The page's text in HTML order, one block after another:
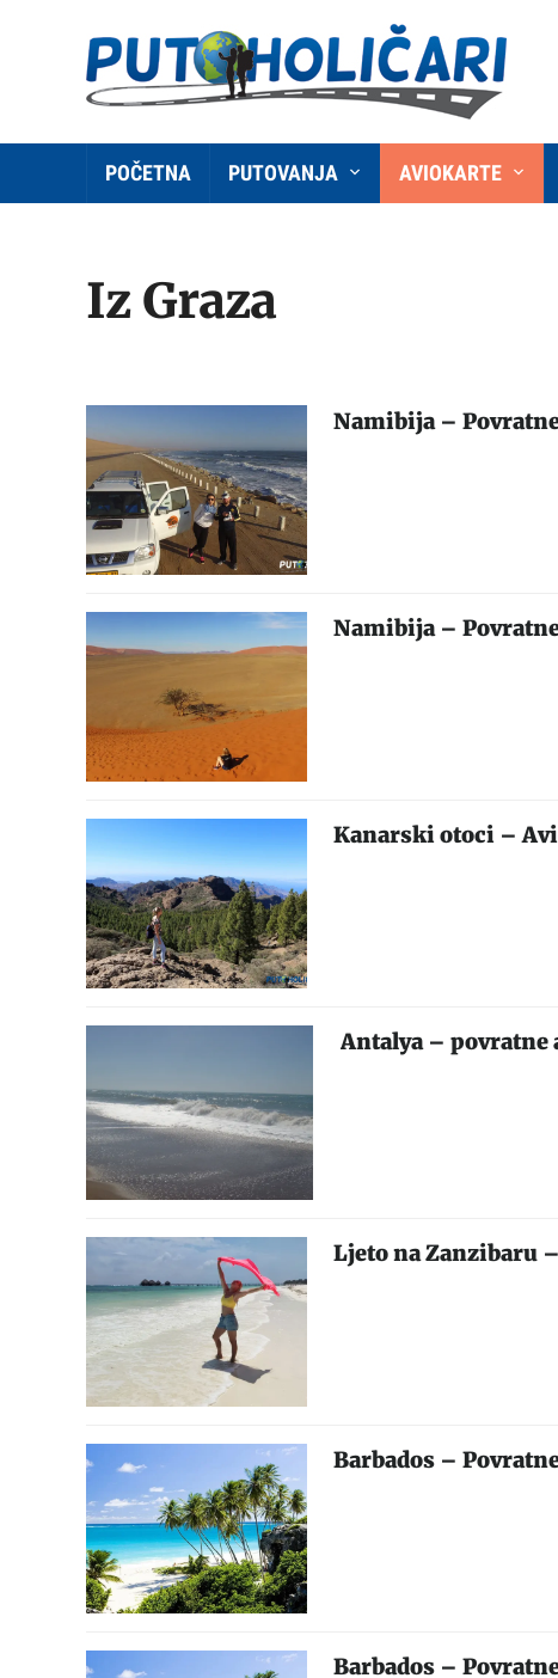
POČETNA PUTOVANJA AVIOKARTE
Iz Graza
Namibija –
Namibija –
Kanarski otoci –
Antalya – povratne
Ljeto na Zanzibaru
Barbados –
Barbados –